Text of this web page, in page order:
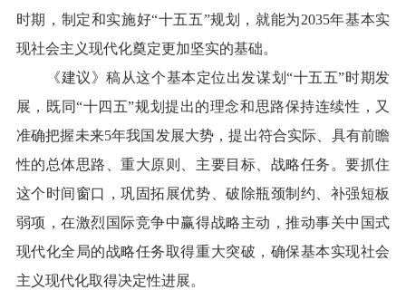
时期，制定和实施好“十五五”规划，就能为2035年基本实
现社会主义现代化奠定更加坚实的基础。
《建议》稿从这个基本定位出发谋划“十五五”时期发
展，既同“十四五”规划提出的理念和思路保持连续性，又
准确把握未来5年我国发展大势，提出符合实际、具有前瞻
性的总体思路、重大原则、主要目标、战略任务。要抓住
这个时间窗口，巩固拓展优势、破除瓶颈制约、补强短板
弱项，在激烈国际竞争中赢得战略主动，推动事关中国式
现代化全局的战略任务取得重大突破，确保基本实现社会
主义现代化取得决定性进展。